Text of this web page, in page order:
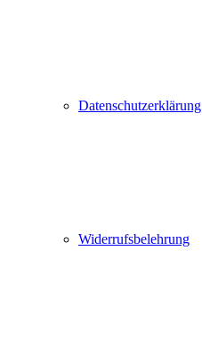
Datenschutzerklärung
Widerrufsbelehrung